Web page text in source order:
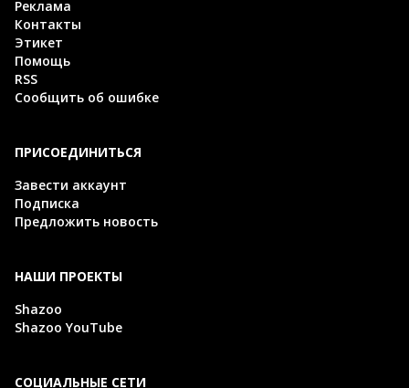
Реклама
Контакты
Этикет
Помощь
RSS
Сообщить об ошибке
ПРИСОЕДИНИТЬСЯ
Завести аккаунт
Подписка
Предложить новость
НАШИ ПРОЕКТЫ
Shazoo
Shazoo YouTube
СОЦИАЛЬНЫЕ СЕТИ